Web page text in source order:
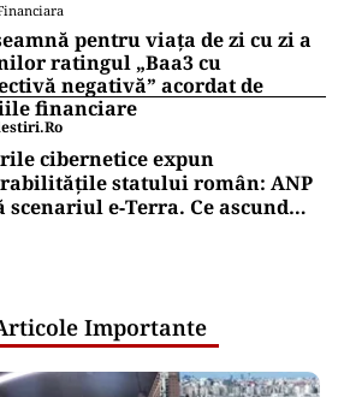
pentru viața de zi cu zi a
ratingul „Baa3 cu
negativă” acordat de
financiare
cibernetice expun
statului român: ANP
scenariul e‑Terra. Ce ascund
Importante